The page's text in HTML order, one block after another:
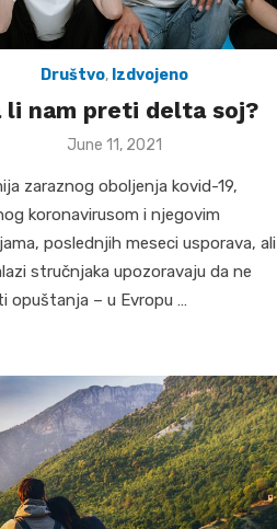
Društvo, Izdvojeno
li nam preti delta soj?
Posted
June 11, 2021
zaraznog oboljenja kovid-19,
koronavirusom i njegovim
poslednjih meseci usporava, ali
stručnjaka upozoravaju da ne
opuštanja – u Evropu …